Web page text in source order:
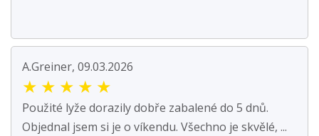
A.Greiner, 09.03.2026
★ ★ ★ ★ ★
Použité lyže dorazily dobře zabalené do 5 dnů.
Objednal jsem si je o víkendu. Všechno je skvělé, ...